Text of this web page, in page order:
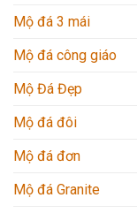
Mộ đá 3 mái
Mộ đá công giáo
Mộ Đá Đẹp
Mộ đá đôi
Mộ đá đơn
Mộ đá Granite